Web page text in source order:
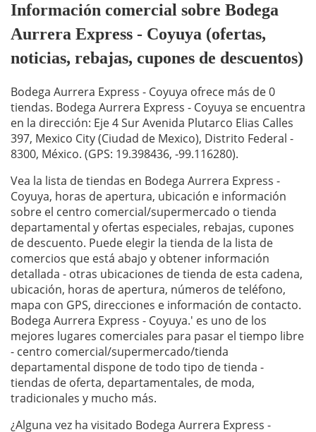
Información comercial sobre Bodega
Aurrera Express - Coyuya (ofertas,
noticias, rebajas, cupones de descuentos)
Bodega Aurrera Express - Coyuya ofrece más de 0
tiendas. Bodega Aurrera Express - Coyuya se encuentra
en la dirección: Eje 4 Sur Avenida Plutarco Elias Calles
397, Mexico City (Ciudad de Mexico), Distrito Federal -
8300, México. (GPS: 19.398436, -99.116280).
Vea la lista de tiendas en Bodega Aurrera Express -
Coyuya, horas de apertura, ubicación e información
sobre el centro comercial/supermercado o tienda
departamental y ofertas especiales, rebajas, cupones
de descuento. Puede elegir la tienda de la lista de
comercios que está abajo y obtener información
detallada - otras ubicaciones de tienda de esta cadena,
ubicación, horas de apertura, números de teléfono,
mapa con GPS, direcciones e información de contacto.
Bodega Aurrera Express - Coyuya.' es uno de los
mejores lugares comerciales para pasar el tiempo libre
- centro comercial/supermercado/tienda
departamental dispone de todo tipo de tienda -
tiendas de oferta, departamentales, de moda,
tradicionales y mucho más.
¿Alguna vez ha visitado Bodega Aurrera Express -